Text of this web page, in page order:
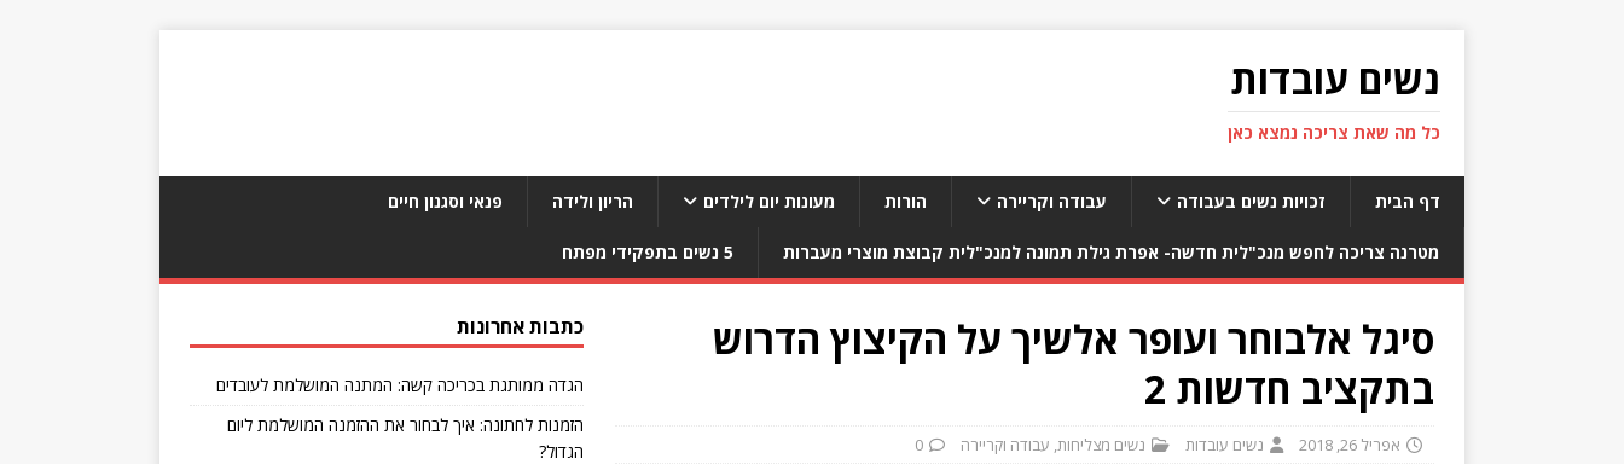
נשים עובדות
כל מה שאת צריכה נמצא כאן
דף הבית זכויות נשים בעבודה עבודה וקריירה הורות מעונות יום לילדים הריון ולידה פנאי וסגנון חיים
מטרנה צריכה לחפש מנכ"לית חדשה- אפרת גילת תמונה למנכ"לית קבוצת מוצרי מעברות 5 נשים בתפקידי מפתח
סיגל אלבוחר ועופר אלשיך על הקיצוץ הדרוש
בתקציב חדשות 2
אפריל 26, 2018 נשים עובדות נשים מצליחות, עבודה וקריירה 0
כתבות אחרונות
הגדה ממותגת בכריכה קשה: המתנה המושלמת לעובדים
הזמנות לחתונה: איך לבחור את ההזמנה המושלמת ליום
הגדול?